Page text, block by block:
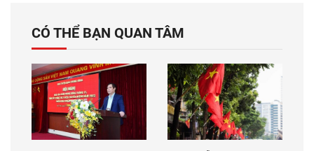
CÓ THỂ BẠN QUAN TÂM